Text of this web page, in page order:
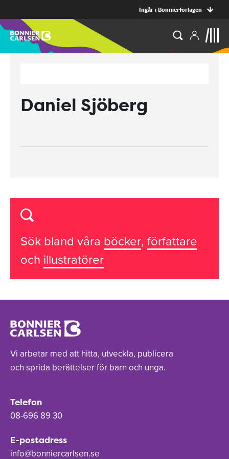
Ingår i Bonnierförlagen
Daniel Sjöberg
Sök bland våra böcker, författare
och illustratörer
Vi arbetar med att hitta, utveckla, publicera
och sprida berättelser för barn och unga.
Telefon
08-696 89 30
E-postadress
info@bonniercarlsen.se